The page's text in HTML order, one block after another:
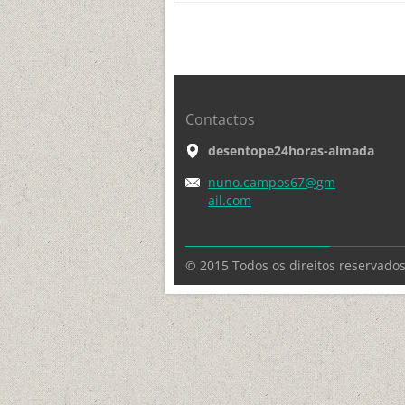
Contactos
desentope24horas-almada
nuno.campos67@gm
ail.com
© 2015 Todos os direitos